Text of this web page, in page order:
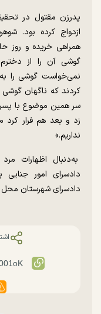
پدرزن مقتول در
ازدواج کرده بود.
همراهی خریده و روز
گوشی آن را از
نمی‌خواست گوشی را
کردند که ناگهان
سر همین موضوع با
زد و بعد هم فرار
نداریم.»
به‌دنبال اظهارات
دادسرای امور
دادسرای شهرستان